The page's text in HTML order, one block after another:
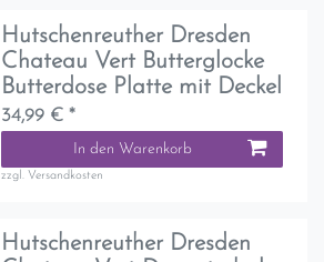
Hutschenreuther Dresden
Chateau Vert Butterglocke
Butterdose Platte mit Deckel
34,99 € *
In den Warenkorb
zzgl. Versandkosten
Hutschenreuther Dresden